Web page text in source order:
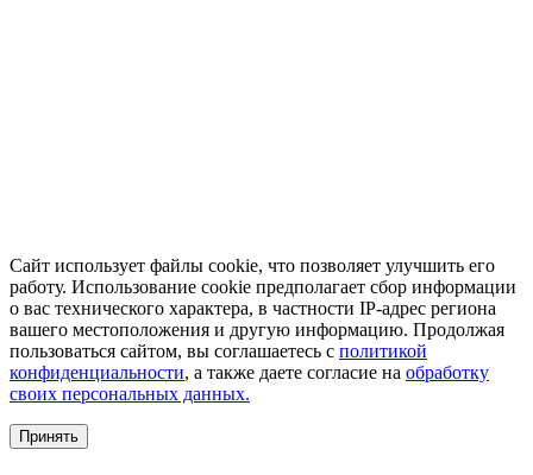
Сайт использует файлы cookie, что позволяет улучшить его
работу. Использование cookie предполагает сбор информации
о вас технического характера, в частности IP-адрес региона
вашего местоположения и другую информацию. Продолжая
пользоваться сайтом, вы соглашаетесь с политикой
конфиденциальности, а также даете согласие на обработку
своих персональных данных.
Принять